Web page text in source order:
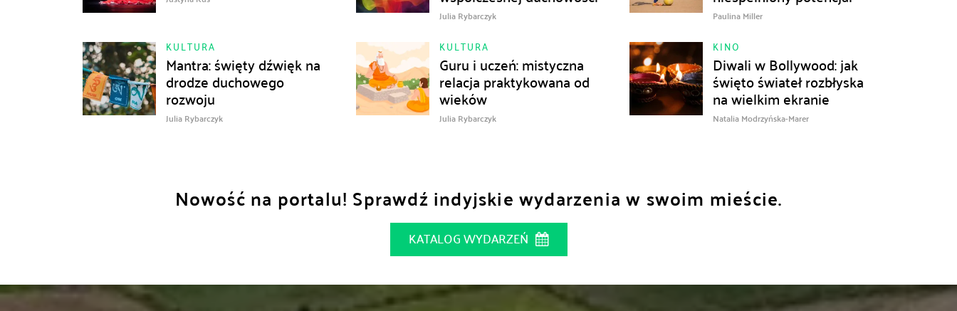
Julia Rybarczyk Paulina Miller
KULTURA
Mantra: święty dźwięk na
drodze duchowego
rozwoju
Julia Rybarczyk
KULTURA
Guru i uczeń: mistyczna
relacja praktykowana od
wieków
Julia Rybarczyk
KINO
Diwali w Bollywood: jak
święto świateł rozbłyska
na wielkim ekranie
Natalia Modrzyńska-Marer
Nowość na portalu! Sprawdź indyjskie wydarzenia w swoim mieście.
KATALOG WYDARZEŃ